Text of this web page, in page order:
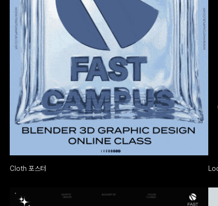
Cloth 포스터